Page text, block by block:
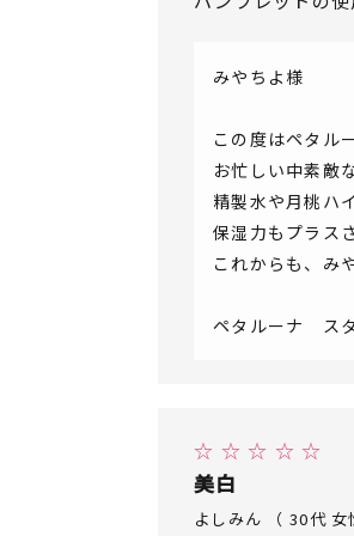
みやちよ様
この度はペタル
お忙しい中素敵
精製水や月桃ハ
保湿力もプラス
これからも、み
ペタルーナ ス
☆ ☆ ☆ ☆ ☆
美白
よしみん （ 30代 女